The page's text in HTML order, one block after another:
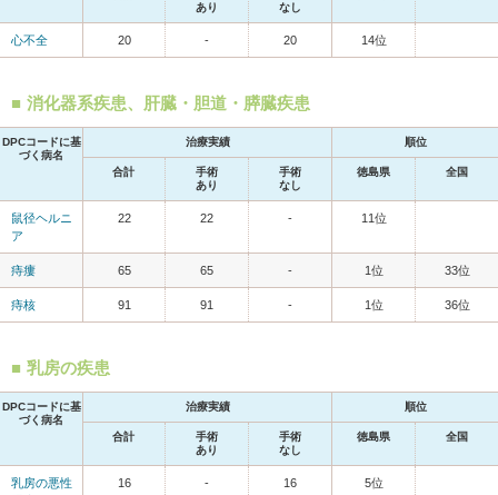
あり
なし
心不全 20 - 20 14位
消化器系疾患、肝臓・胆道・膵臓疾患
DPCコードに基
づく病名
治療実績 順位
合計
手術
あり
手術
なし
徳島県 全国
鼠径ヘルニ
ア
22 22 - 11位
痔瘻 65 65 - 1位 33位
痔核 91 91 - 1位 36位
乳房の疾患
DPCコードに基
づく病名
治療実績 順位
合計
手術
あり
手術
なし
徳島県 全国
乳房の悪性
16 - 16 5位